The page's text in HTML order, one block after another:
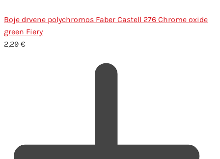
Boje drvene polychromos Faber Castell 276 Chrome oxide
green Fiery
2,29 €